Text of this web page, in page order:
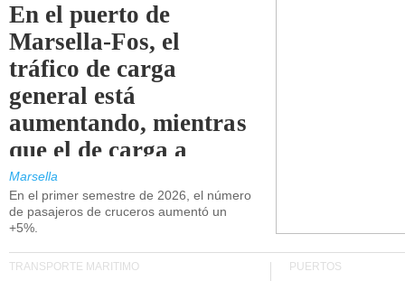
En el puerto de
Marsella-Fos, el
tráfico de carga
general está
aumentando, mientras
que el de carga a
granel está
disminuyendo.
Marsella
En el primer semestre de 2026, el número
de pasajeros de cruceros aumentó un
+5%.
TRANSPORTE MARÍTIMO PUERTOS